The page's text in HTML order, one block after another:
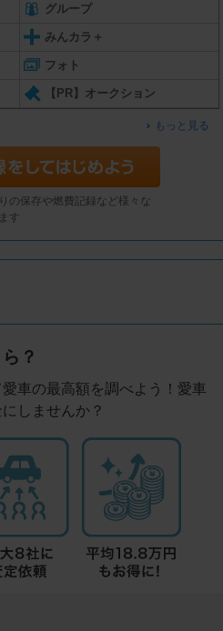
グループ
みんカラ＋
フォト
【PR】オークション
もっと見る
の保存や燃費記録など様々な
す
？
車の最高額を調べよう！愛車
しませんか？